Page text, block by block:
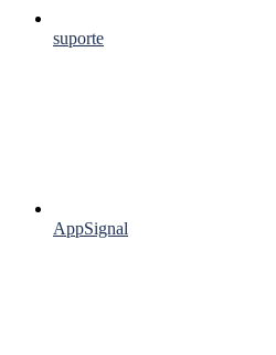
suporte
AppSignal